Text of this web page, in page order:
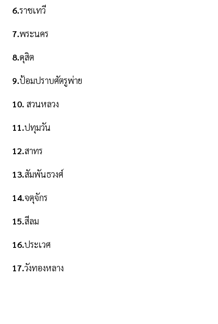
6.ราชเทวี
7.พระนคร
8.ดุสิต
9.ป้อมปราบศัตรูพ่าย
10. สวนหลวง
11.ปทุมวัน
12.สาทร
13.สัมพันธวงศ์
14.จตุจักร
15.สีลม
16.ประเวศ
17.วังทองหลาง